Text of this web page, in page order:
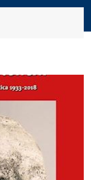
Luperini